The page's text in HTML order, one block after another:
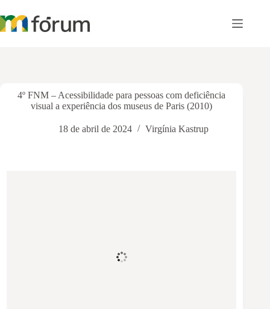
para
o
4º FNM – Acessibilidade para pessoas com deficiência
visual a experiência dos museus de Paris (2010)
18 de abril de 2024 Virgínia Kastrup